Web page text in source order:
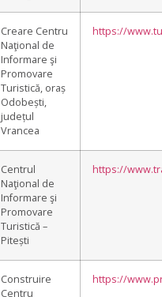
Creare Centru
Naţional de
Informare şi
Promovare
Turistică, oraș
Odobești,
județul
Vrancea
https://
Centrul
Naţional de
Informare şi
Promovare
Turistică –
Pitești
https://
Construire
Centru
https://